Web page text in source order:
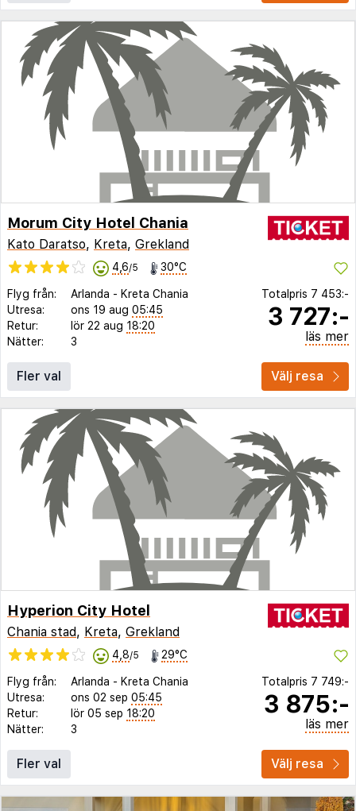
Morum City Hotel Chania
Kato Daratso, Kreta, Grekland
4,6/5 30°C
Flyg från: Arlanda - Kreta Chania
Utresa:
ons 19 aug 05:45
Retur:
lör 22 aug 18:20
Nätter:
3
Totalpris 7 453:-
3 727:-
läs mer
Fler val Välj resa
Hyperion City Hotel
Chania stad, Kreta, Grekland
4,8/5 29°C
Flyg från: Arlanda - Kreta Chania
Utresa:
ons 02 sep 05:45
Retur:
lör 05 sep 18:20
Nätter:
3
Totalpris 7 749:-
3 875:-
läs mer
Fler val Välj resa